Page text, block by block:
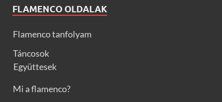
FLAMENCO OLDALAK
Flamenco tanfolyam
Táncosok
Együttesek
Mi a flamenco?